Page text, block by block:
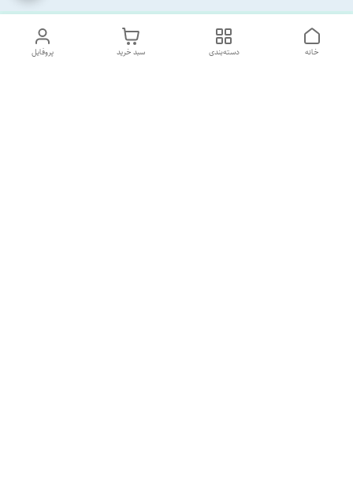
پروفایل سبد خرید دسته‌بندی خانه